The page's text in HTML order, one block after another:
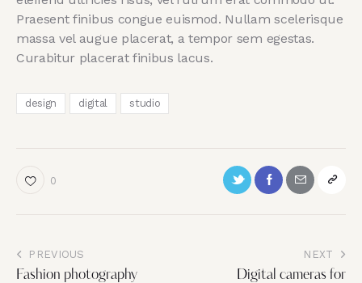
Praesent finibus congue euismod. Nullam scelerisque
massa vel augue placerat, a tempor sem egestas.
Curabitur placerat finibus lacus.
design digital studio
0
PREVIOUS
Fashion photography
NEXT
Digital cameras for